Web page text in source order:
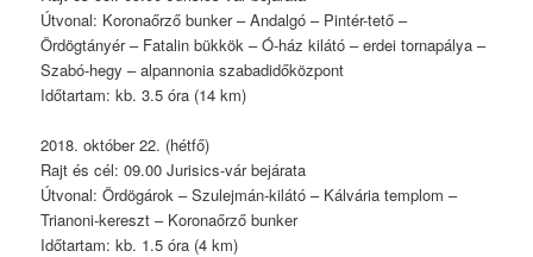
Útvonal: Koronaőrző bunker – Andalgó – Pintér-tető –
Ördögtányér – Fatalin bükkök – Ó-ház kilátó – erdei tornapálya –
Szabó-hegy – alpannonia szabadidőközpont
Időtartam: kb. 3.5 óra (14 km)
2018. október 22. (hétfő)
Rajt és cél: 09.00 Jurisics-vár bejárata
Útvonal: Ördögárok – Szulejmán-kilátó – Kálvária templom –
Trianoni-kereszt – Koronaőrző bunker
Időtartam: kb. 1.5 óra (4 km)